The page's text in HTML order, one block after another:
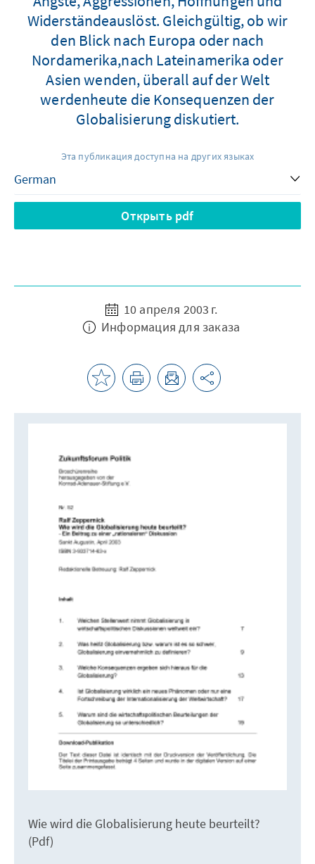
Widerständeauslöst. Gleichgültig, ob wir
den Blick nach Europa oder nach
Nordamerika,nach Lateinamerika oder
Asien wenden, überall auf der Welt
werdenheute die Konsequenzen der
Globalisierung diskutiert.
Эта публикация доступна на других языках
Открыть pdf
10 апреля 2003 г.
Информация для заказа
Wie wird die Globalisierung heute beurteilt?
(Pdf)